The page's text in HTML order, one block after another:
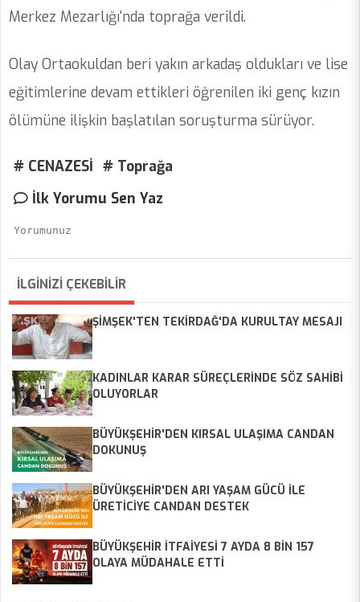
Merkez Mezarlığı'nda toprağa verildi.
Olay Ortaokuldan beri yakın arkadaş oldukları ve lise
eğitimlerine devam ettikleri öğrenilen iki genç kızın
ölümüne ilişkin başlatılan soruşturma sürüyor.
# CENAZESİ # Toprağa
İlk Yorumu Sen Yaz
İLGİNİZİ ÇEKEBİLİR
ŞİMŞEK'TEN TEKİRDAĞ'DA KURULTAY MESAJI
KADINLAR KARAR SÜREÇLERİNDE SÖZ SAHİBİ
OLUYORLAR
BÜYÜKŞEHİR'DEN KIRSAL ULAŞIMA CANDAN
DOKUNUŞ
BÜYÜKŞEHİR'DEN ARI YAŞAM GÜCÜ İLE
ÜRETİCİYE CANDAN DESTEK
BÜYÜKŞEHİR İTFAİYESİ 7 AYDA 8 BİN 157
OLAYA MÜDAHALE ETTİ